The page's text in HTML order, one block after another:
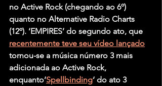
no Active Rock (chegando ao 6º)
quanto no Alternative Radio Charts
(12º). ‘EMPIRES’ do segundo ato, que
recentemente teve seu vídeo lançado
tornou-se a música número 3 mais
adicionada ao Active Rock,
enquanto‘Spellbinding‘ do ato 3